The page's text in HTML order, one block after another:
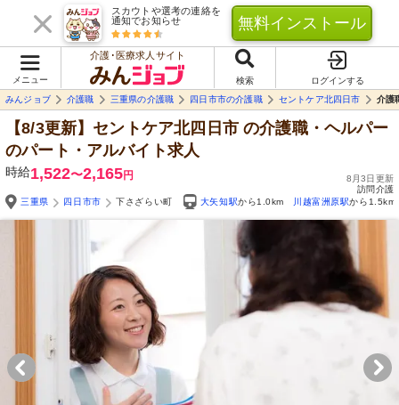
スカウトや選考の連絡を
通知でお知らせ
無料インストール
メニュー
介護･医療求人サイト
検索
ログインする
みんジョブ
介護職 三重県の介護職 四日市市の介護職 セントケア北四日市 介護
【8/3更新】セントケア北四日市の介護職・ヘルパー
のパート・アルバイト求人
時給1,522〜2,165円
8月3日更新
訪問介護
三重県
四日市市 下さざらい町 大矢知駅から1.0km 川越富洲原駅から1.5km